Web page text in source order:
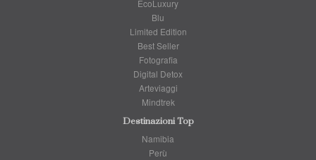
EcoLuxury
Blu
Limited Edition
Best Seller
Fotografia
Digital Detox
Arteviaggi
Mindtrek
Destinazioni Top
Namibia
Perù